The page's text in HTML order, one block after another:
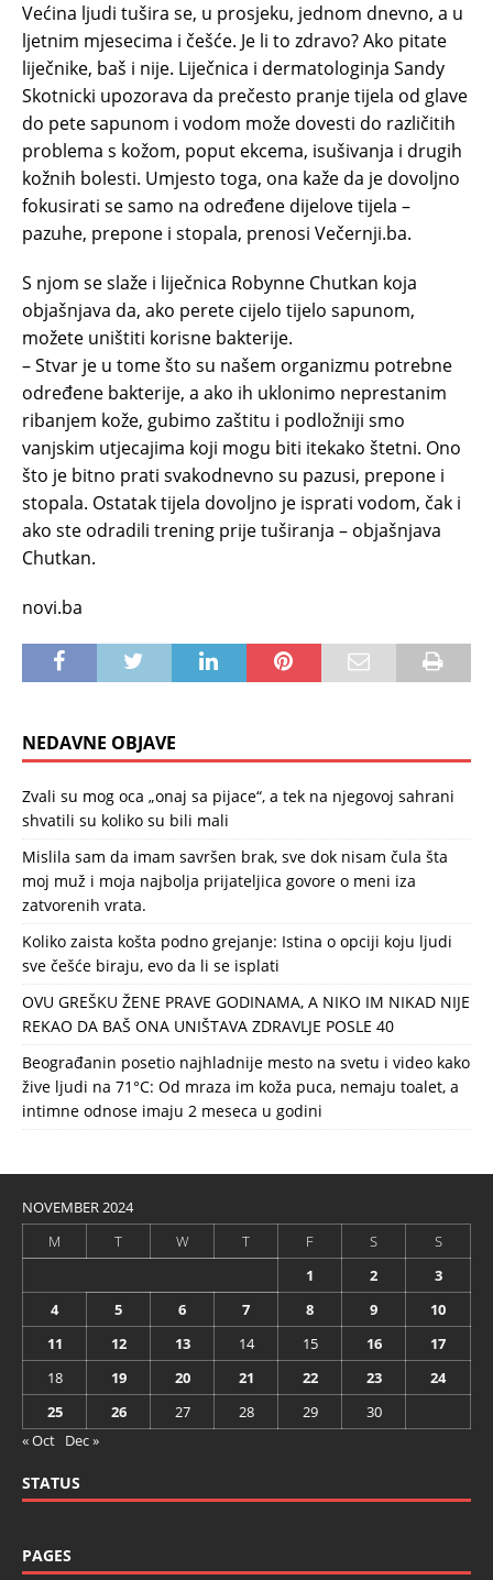
Većina ljudi tušira se, u prosjeku, jednom dnevno, a u
ljetnim mjesecima i češće. Je li to zdravo? Ako pitate
liječnike, baš i nije. Liječnica i dermatologinja Sandy
Skotnicki upozorava da prečesto pranje tijela od glave
do pete sapunom i vodom može dovesti do različitih
problema s kožom, poput ekcema, isušivanja i drugih
kožnih bolesti. Umjesto toga, ona kaže da je dovoljno
fokusirati se samo na određene dijelove tijela –
pazuhe, prepone i stopala, prenosi Večernji.ba.
S njom se slaže i liječnica Robynne Chutkan koja
objašnjava da, ako perete cijelo tijelo sapunom,
možete uništiti korisne bakterije.
– Stvar je u tome što su našem organizmu potrebne
određene bakterije, a ako ih uklonimo neprestanim
ribanjem kože, gubimo zaštitu i podložniji smo
vanjskim utjecajima koji mogu biti itekako štetni. Ono
što je bitno prati svakodnevno su pazusi, prepone i
stopala. Ostatak tijela dovoljno je isprati vodom, čak i
ako ste odradili trening prije tuširanja – objašnjava
Chutkan.
novi.ba
NEDAVNE OBJAVE
Zvali su mog oca „onaj sa pijace“, a tek na njegovoj sahrani
shvatili su koliko su bili mali
Mislila sam da imam savršen brak, sve dok nisam čula šta
moj muž i moja najbolja prijateljica govore o meni iza
zatvorenih vrata.
Koliko zaista košta podno grejanje: Istina o opciji koju ljudi
sve češće biraju, evo da li se isplati
OVU GREŠKU ŽENE PRAVE GODINAMA, A NIKO IM NIKAD NIJE
REKAO DA BAŠ ONA UNIŠTAVA ZDRAVLJE POSLE 40
Beograđanin posetio najhladnije mesto na svetu i video kako
žive ljudi na 71°C: Od mraza im koža puca, nemaju toalet, a
intimne odnose imaju 2 meseca u godini
NOVEMBER 2024
M
T W T F S
S
1
2
3
4
5 6 7 8 9
10
11
12 13 14 15 16
17
18
19 20 21 22 23
24
25
26 27 28 29
30
« Oct Dec »
STATUS
PAGES